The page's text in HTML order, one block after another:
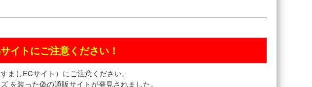
サイトにご注意ください！
ましECサイト）にご注意ください。
を装った偽の通販サイトが発見されました。